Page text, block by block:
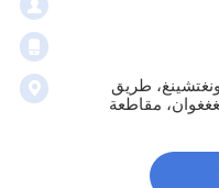
1، رقم 1، قسم دونغتشينغ، طريق
مقاطعة